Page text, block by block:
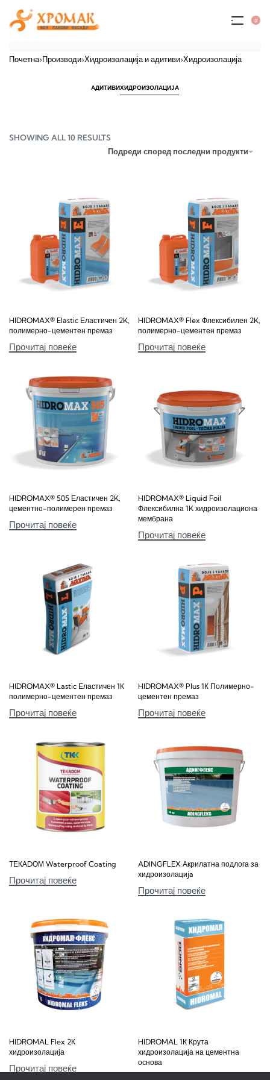
0
Почетна›Производи›Хидроизолација и адитиви›Хидроизолација
АДИТИВИХИДРОИЗОЛАЦИЈА
SHOWING ALL 10 RESULTS
Подреди според последни продукти
HIDROMAX® Elastic Еластичен 2K,
полимерно-цементен премаз
Прочитај повеќе
HIDROMAX® Flex Флексибилен 2K,
полимерно-цементен премаз
Прочитај повеќе
HIDROMAX® 505 Еластичен 2K,
цементно-полимерен премаз
Прочитај повеќе
HIDROMAX® Liquid Foil
Флексибилна 1K хидроизолациона
мембрана
Прочитај повеќе
HIDROMAX® Lastic Еластичен 1К
полимерно-цементен премаз
Прочитај повеќе
HIDROMAX® Plus 1К Полимерно-
цементен премаз
Прочитај повеќе
ТЕКАDОМ Waterproof Coating
Прочитај повеќе
ADINGFLEX Акрилатна подлога за
хидроизолациja
Прочитај повеќе
HIDROMAL Flex 2К
хидроизолација
Прочитај повеќе
HIDROMAL 1К Крута
хидроизолација на цементна
основа